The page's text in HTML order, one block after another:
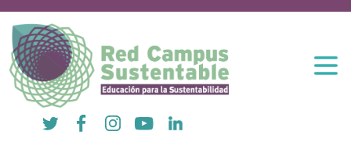
Twitter FacebookInstagramYouTubeLinkedIn